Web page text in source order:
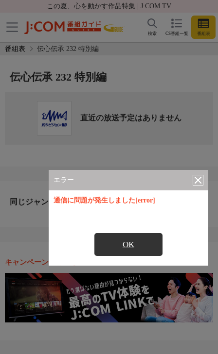
この夏、心を動かす作品特集 | J:COM TV
CS番組一覧 番組表
検索
番組表 伝心伝承 232 特別編
エラー
通信に問題が発生しました[error]
OK
伝心伝承 232 特別編
直近の放送予定はありません
同じジャンルのおすすめ番組
キャンペーン・お得な情報